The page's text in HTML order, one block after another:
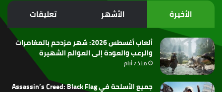
الموقع
RSS
الأخيرة الأشهر تعليقات
ألعاب أغسطس 2026: شهر مزدحم بالمغامرات
والرعب والعودة إلى العوالم الشهيرة
منذ 7 أيام
جميع الأسلحة في Assassin’s Creed: Black Flag